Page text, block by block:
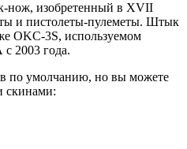
нож, изобретенный в XVII
и пистолеты-пулеметы. Штык
OKC-3S, используемом
2003 года.
по умолчанию, но вы можете
скинами: